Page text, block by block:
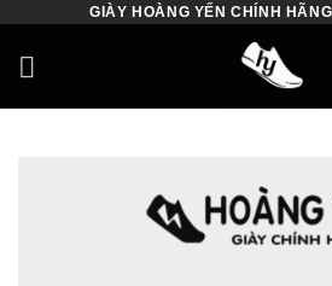
content
GIÀY HOÀNG YẾN CHÍNH